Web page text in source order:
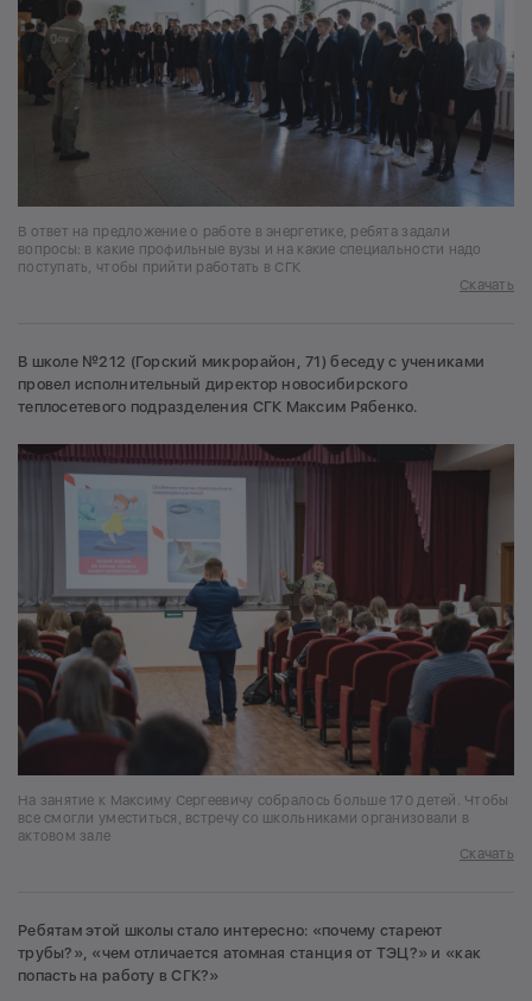
В ответ на предложение о работе в энергетике, ребята задали
вопросы: в какие профильные вузы и на какие специальности надо
поступать, чтобы прийти работать в СГК
Скачать
В школе №212 (Горский микрорайон, 71) беседу с учениками
провел исполнительный директор новосибирского
теплосетевого подразделения СГК Максим Рябенко.
На занятие к Максиму Сергеевичу собралось больше 170 детей. Чтобы
все смогли уместиться, встречу со школьниками организовали в
актовом зале
Скачать
Ребятам этой школы стало интересно: «почему стареют
трубы?», «чем отличается атомная станция от ТЭЦ?» и «как
попасть на работу в СГК?»